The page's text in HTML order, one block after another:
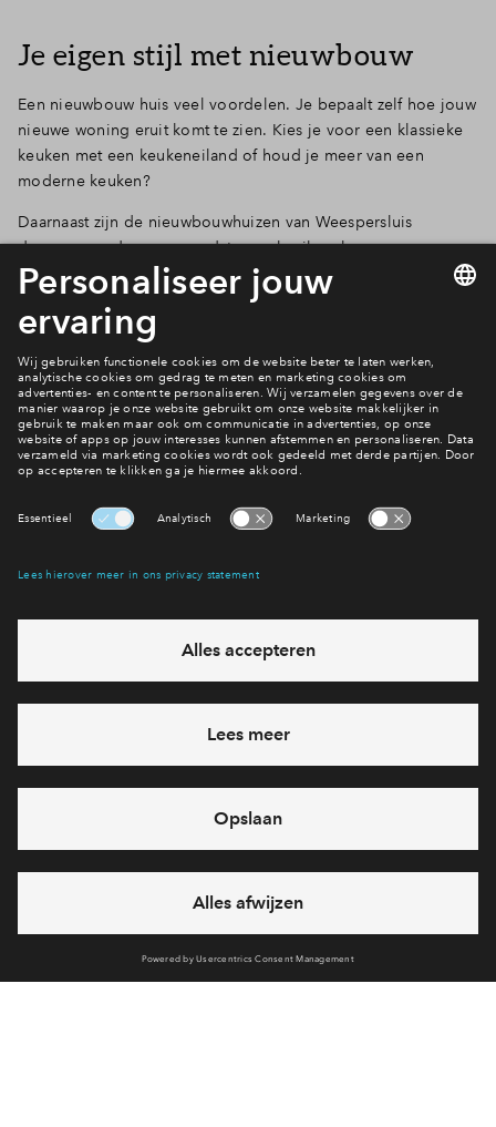
Je eigen stijl met nieuwbouw
Een nieuwbouw huis veel voordelen. Je bepaalt zelf hoe jouw
nieuwe woning eruit komt te zien. Kies je voor een klassieke
keuken met een keukeneiland of houd je meer van een
moderne keuken?
Daarnaast zijn de nieuwbouwhuizen van Weespersluis
duurzaam onder meer omdat ze gebruik maken van
zonnepanelen en
een warmtepomp.De woningen worden
gasloosen dat heeft zo zijn voordelen. Duurzaamheid is
belangrijk en krijgt in Weespersluis veel aandacht.
Lees over de verschillende wijken
Is Weespersluis wat voor jou?
Interesse? Meld je dan snel aan
Hiermee blijf je op de hoogte van het belangrijkste nieuws en
Ja, ik wil mij aanmelden
Heb je een vraag en wil je direct antwoord? Bel ons op
feestdagen)
vandaag gesloten, maandag zijn we vanaf
09:00 uur weer
bereikbaar